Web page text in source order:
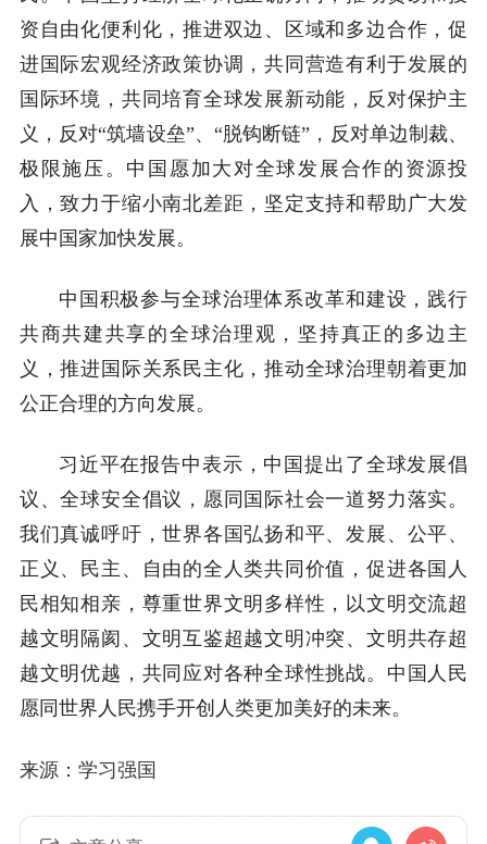
资自由化便利化，推进双边、区域和多边合作，促
进国际宏观经济政策协调，共同营造有利于发展的
国际环境，共同培育全球发展新动能，反对保护主
义，反对“筑墙设垒”、“脱钩断链”，反对单边制裁、
极限施压。中国愿加大对全球发展合作的资源投
入，致力于缩小南北差距，坚定支持和帮助广大发
展中国家加快发展。
中国积极参与全球治理体系改革和建设，践行
共商共建共享的全球治理观，坚持真正的多边主
义，推进国际关系民主化，推动全球治理朝着更加
公正合理的方向发展。
习近平在报告中表示，中国提出了全球发展倡
议、全球安全倡议，愿同国际社会一道努力落实。
我们真诚呼吁，世界各国弘扬和平、发展、公平、
正义、民主、自由的全人类共同价值，促进各国人
民相知相亲，尊重世界文明多样性，以文明交流超
越文明隔阂、文明互鉴超越文明冲突、文明共存超
越文明优越，共同应对各种全球性挑战。中国人民
愿同世界人民携手开创人类更加美好的未来。
来源：学习强国